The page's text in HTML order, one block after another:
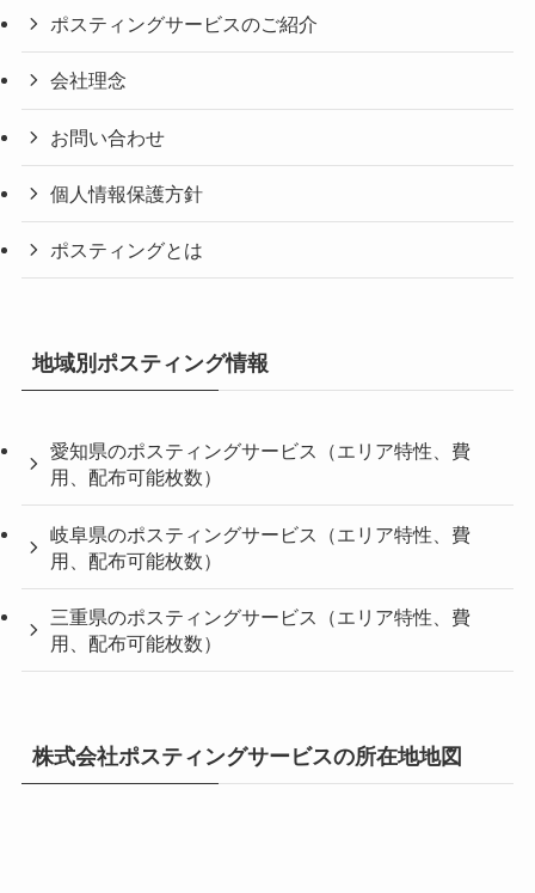
ポスティングサービスのご紹介
会社理念
お問い合わせ
個人情報保護方針
ポスティングとは
地域別ポスティング情報
愛知県のポスティングサービス（エリア特性、費
用、配布可能枚数）
岐阜県のポスティングサービス（エリア特性、費
用、配布可能枚数）
三重県のポスティングサービス（エリア特性、費
用、配布可能枚数）
株式会社ポスティングサービスの所在地地図